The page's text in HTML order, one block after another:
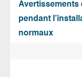
Avertissements
pendant
normaux